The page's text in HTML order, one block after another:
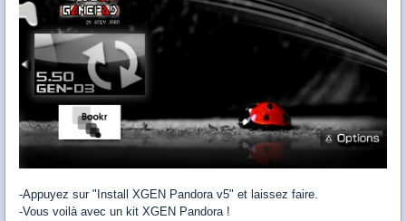
-Appuyez sur "Install XGEN Pandora v5" et laissez faire.
-Vous voilà avec un kit XGEN Pandora !